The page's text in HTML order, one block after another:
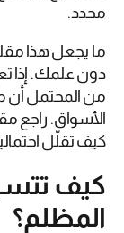
محدد.
ما يجعل هذا
دون علمك. إذا
من المحتمل أن
الأسواق. راجع
كيف تقلّل
كيف
المظلم؟